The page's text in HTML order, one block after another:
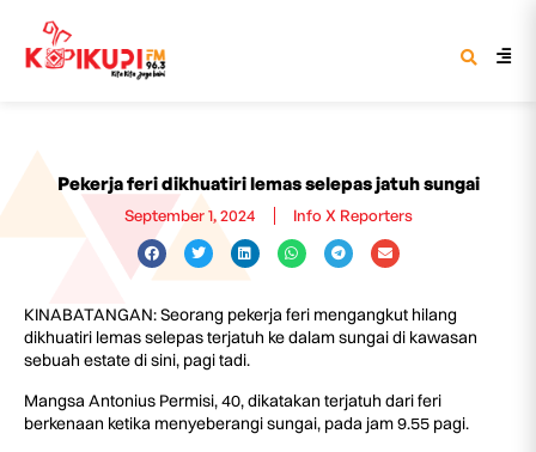
Pekerja feri dikhuatiri lemas selepas jatuh sungai
September 1, 2024 Info X Reporters
KINABATANGAN: Seorang pekerja feri mengangkut hilang
dikhuatiri lemas selepas terjatuh ke dalam sungai di kawasan
sebuah estate di sini, pagi tadi.
Mangsa Antonius Permisi, 40, dikatakan terjatuh dari feri
berkenaan ketika menyeberangi sungai, pada jam 9.55 pagi.